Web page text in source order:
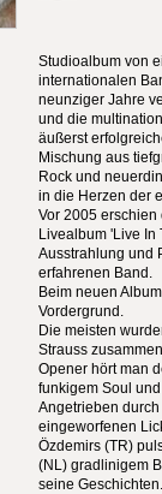
Studioalbum von
internationalen
neunziger Jahre
und die
äußerst
Mischung aus
Rock und
in die Herzen der
Vor 2005
Livealbum 'Live
Ausstrahlung und
erfahrenen Band.
Beim neuen
Vordergrund.
Die meisten
Strauss
Opener hört man
funkigem Soul
Angetrieben
eingeworfenen
Özdemirs (TR)
(NL) gradlinigem
seine